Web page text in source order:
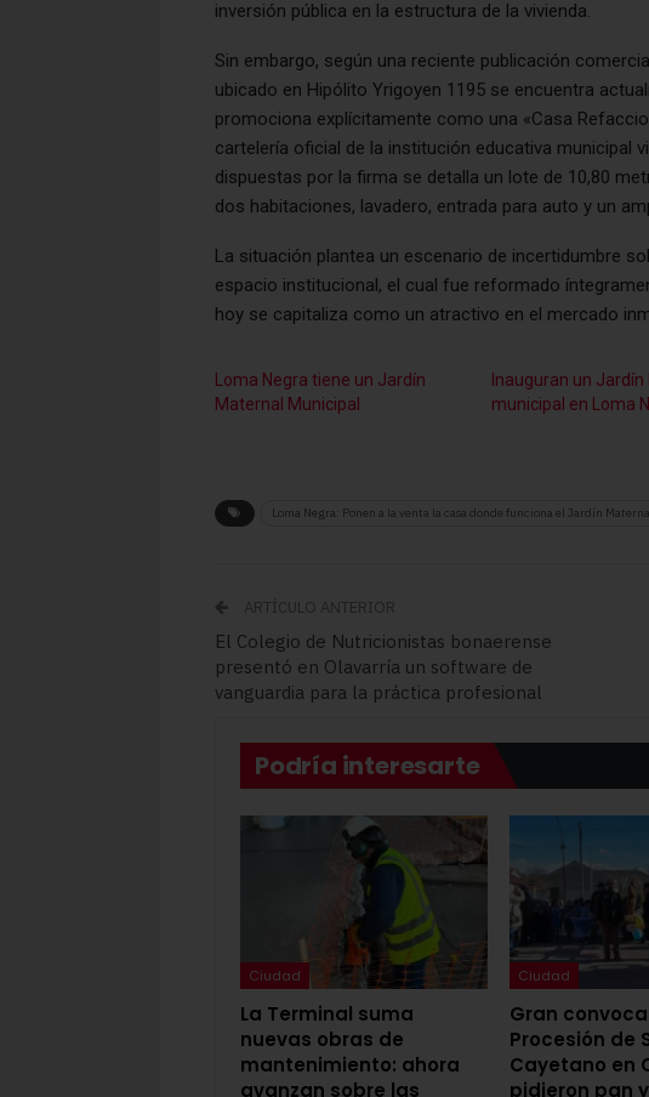
inversión pública en la estructura de la vivienda.
Sin embargo, según una reciente publicación
ubicado en Hipólito Yrigoyen 1195 se encuentra
promociona explícitamente como una «Casa
cartelería oficial de la institución educativa municipal
dispuestas por la firma se detalla un lote de 10,80
dos habitaciones, lavadero, entrada para auto y un
La situación plantea un escenario de incertidumbre
espacio institucional, el cual fue reformado
hoy se capitaliza como un atractivo en el mercado
Loma Negra tiene un Jardín
Maternal Municipal
Inauguran un Jardín
municipal en Loma
Loma Negra: Ponen a la venta la casa donde funciona el Jardín
ARTÍCULO ANTERIOR
El Colegio de Nutricionistas bonaerense
presentó en Olavarría un software de
vanguardia para la práctica profesional
Podría interesarte
Ciudad
La Terminal suma
nuevas obras de
mantenimiento: ahora
avanzan sobre las
Ciudad
Gran
Procesión de
Cayetano en
pidieron pan